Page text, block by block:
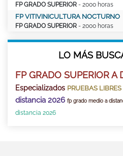
FP GRADO SUPERIOR - 2000 horas
FP VITIVINICULTURA NOCTURNO
FP GRADO SUPERIOR - 2000 horas
LO MÁS
FP GRADO SUPERIOR A
Especializados PRUEBAS
distancia 2026 fp grado medio a
distancia 2026